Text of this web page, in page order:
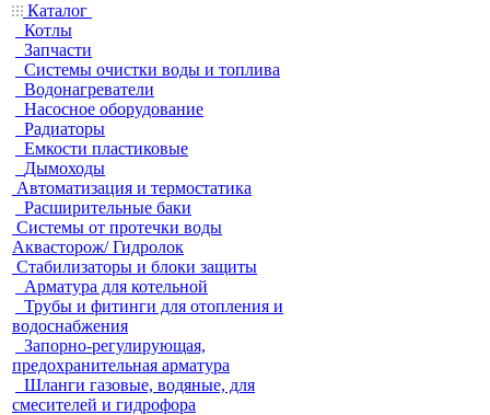
Каталог
Котлы
Запчасти
Системы очистки воды и топлива
Водонагреватели
Насосное оборудование
Радиаторы
Емкости пластиковые
Дымоходы
Автоматизация и термостатика
Расширительные баки
Системы от протечки воды
Аквасторож/ Гидролок
Стабилизаторы и блоки защиты
Арматура для котельной
Трубы и фитинги для отопления и
водоснабжения
Запорно-регулирующая,
предохранительная арматура
Шланги газовые, водяные, для
смесителей и гидрофора